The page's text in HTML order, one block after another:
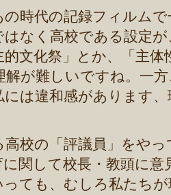
の時代の記録フィルム
はなく高校である設定
文化祭」とか、「主
解が難しいですね。一
には違和感があります
高校の「評議員」をや
関して校長・教頭に
ても、むしろ私たち